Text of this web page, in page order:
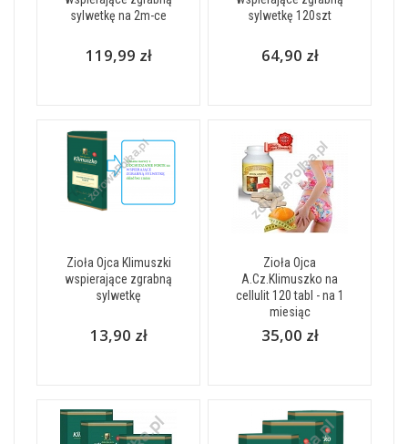
sylwetkę na 2m-ce
119,99 zł
sylwetkę 120szt
64,90 zł
Zioła Ojca Klimuszki
wspierające zgrabną
sylwetkę
13,90 zł
Zioła Ojca
A.Cz.Klimuszko na
cellulit 120 tabl - na 1
miesiąc
35,00 zł